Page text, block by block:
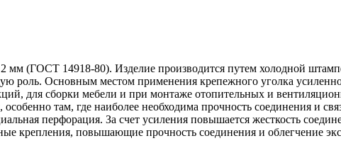
мм (ГОСТ 14918-80). Изделие производится путем холодной
роль. Основным местом применения крепежного уголка
для сборки мебели и при монтаже отопительных и
там, где наиболее необходима прочность соединения и
перфорация. За счет усиления повышается жесткость
крепления, повышающие прочность соединения и облегчение